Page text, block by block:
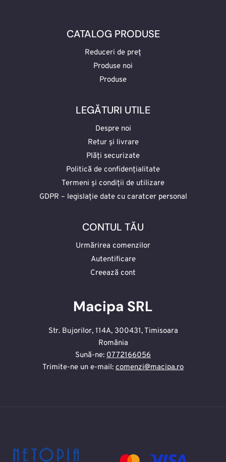
CATALOG PRODUSE
Reduceri de preț
Produse noi
Produse
LEGĂTURI UTILE
Despre noi
Retur și livrare
Plăți securizate
Politică de confidențialitate
Termeni și condiții de utilizare
GDPR – legislație date cu caratcer personal
CONTUL TĂU
Urmărirea comenzilor
Autentificare
Creează cont
Macipa SRL
Str. Bujorilor, 114A, 300431, Timisoara
România
Sună-ne: 0772166056
Trimite-ne un e-mail: comenzi@macipa.ro